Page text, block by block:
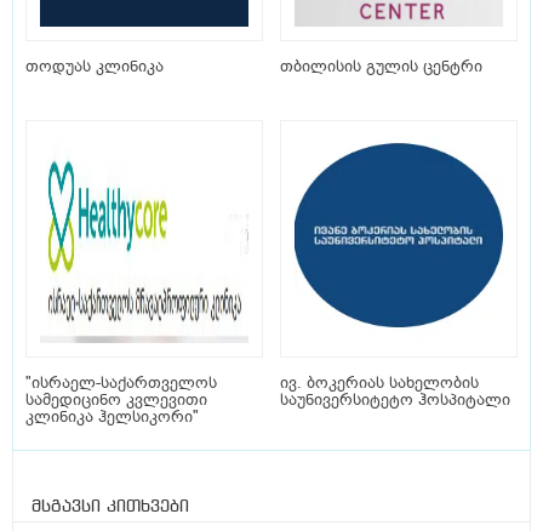
თოდუას კლინიკა თბილისის გულის ცენტრი
"ისრაელ-საქართველოს
სამედიცინო კვლევითი
კლინიკა ჰელსიკორი"
ივ. ბოკერიას სახელობის
საუნივერსიტეტო ჰოსპიტალი
მსგავსი კითხვები